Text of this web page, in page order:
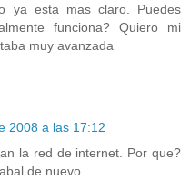
ya esta mas claro. Puedes
funciona? Quiero mi
muy avanzada
2008 a las 17:12
la red de internet. Por que?
de nuevo...